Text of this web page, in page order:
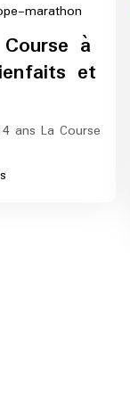
marathon
europe-
marathon
à
et
ans La Course